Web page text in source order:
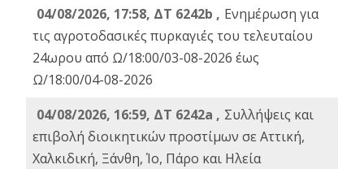
04/08/2026, 17:58, ΔΤ 6242b , Ενημέρωση για
τις αγροτοδασικές πυρκαγιές του τελευταίου
24ωρου από Ω/18:00/03-08-2026 έως
Ω/18:00/04-08-2026
04/08/2026, 16:59, ΔΤ 6242a , Συλλήψεις και
επιβολή διοικητικών προστίμων σε Αττική,
Χαλκιδική, Ξάνθη, Ίο, Πάρο και Ηλεία